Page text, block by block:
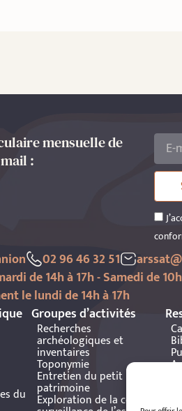
mensuelle de
:
02 96 46 32 51
de 14h à 17h - Samedi de
le lundi de 14h à 17h
du
Groupes d’activités
Recherches
archéologiques et
inventaires
Toponymie
Entretien du petit
patrimoine
Exploration de la côte et